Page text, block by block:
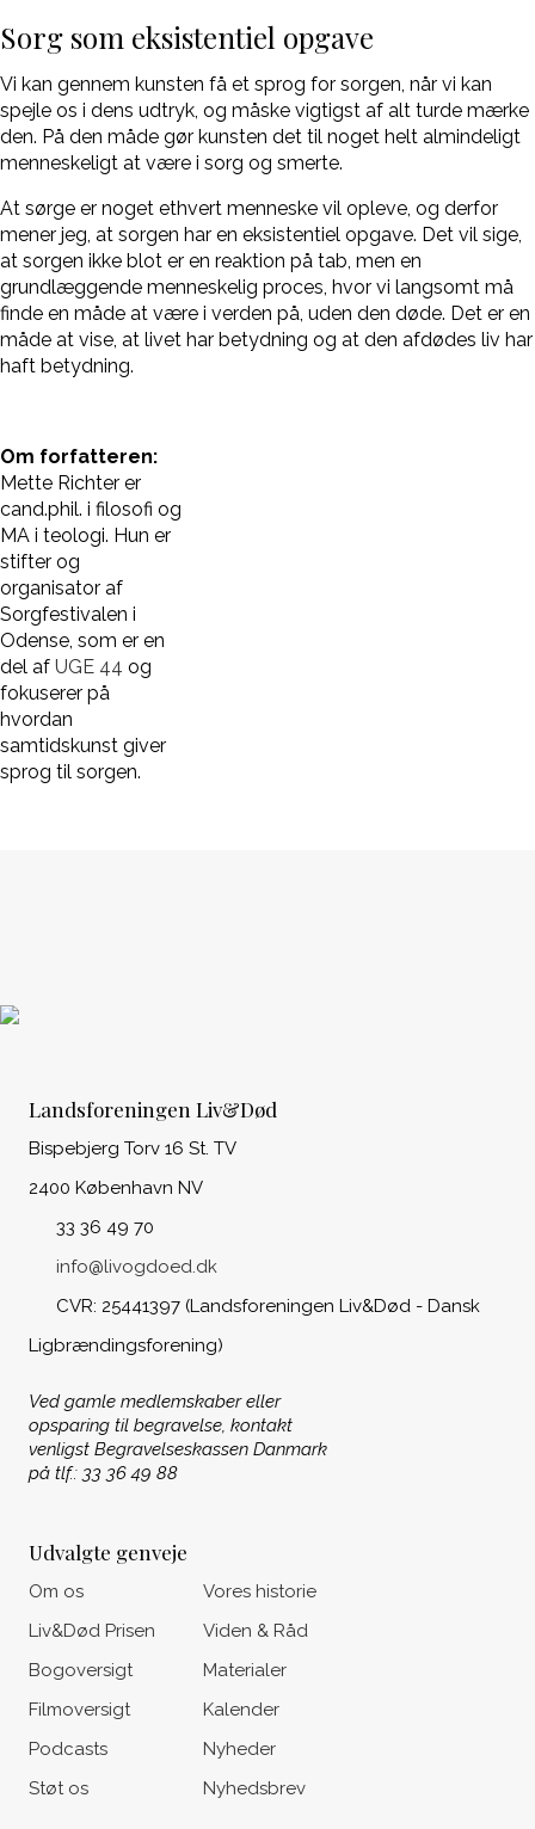
Sorg som eksistentiel opgave
Vi kan gennem kunsten få et sprog for sorgen, når vi kan
spejle os i dens udtryk, og måske vigtigst af alt turde mærke
den. På den måde gør kunsten det til noget helt almindeligt
menneskeligt at være i sorg og smerte.
At sørge er noget ethvert menneske vil opleve, og derfor
mener jeg, at sorgen har en eksistentiel opgave. Det vil sige,
at sorgen ikke blot er en reaktion på tab, men en
grundlæggende menneskelig proces, hvor vi langsomt må
finde en måde at være i verden på, uden den døde. Det er en
måde at vise, at livet har betydning og at den afdødes liv har
haft betydning.
Om forfatteren:
Mette Richter er
cand.phil. i filosofi og
MA i teologi. Hun er
stifter og
organisator af
Sorgfestivalen i
Odense, som er en
del af UGE 44 og
fokuserer på
hvordan
samtidskunst giver
sprog til sorgen.
Landsforeningen Liv&Død
Bispebjerg Torv 16 St. TV
2400 København NV
33 36 49 70
info@livogdoed.dk
CVR: 25441397 (Landsforeningen Liv&Død - Dansk
Ligbrændingsforening)
Ved gamle medlemskaber eller
opsparing til begravelse, kontakt
venligst Begravelseskassen Danmark
på tlf.: 33 36 49 88
Udvalgte genveje
Om os
Liv&Død Prisen
Bogoversigt
Filmoversigt
Podcasts
Støt os
Vores historie
Viden & Råd
Materialer
Kalender
Nyheder
Nyhedsbrev